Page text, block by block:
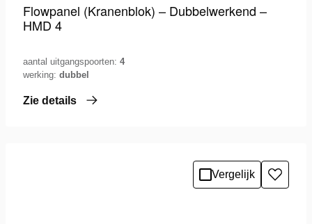
Flowpanel (Kranenblok) – Dubbelwerkend –
HMD 4
aantal uitgangspoorten: 4
werking: dubbel
Zie details
Vergelijk
aan